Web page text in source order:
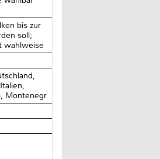
bis zur
soll;
wahlweise
Montenegr